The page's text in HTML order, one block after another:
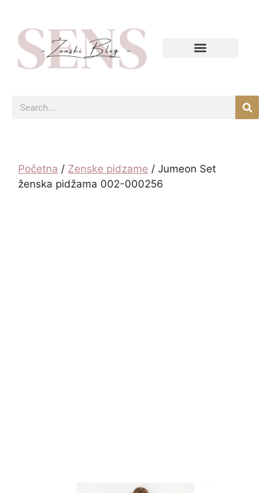
Početna / Zenske pidzame / Jumeon Set
ženska pidžama 002-000256